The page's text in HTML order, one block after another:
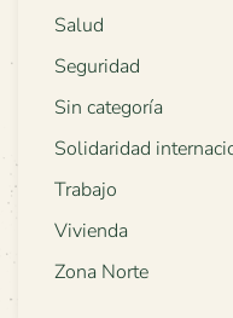
Salud
Seguridad
Sin categoría
Solidaridad
Trabajo
Vivienda
Zona Norte